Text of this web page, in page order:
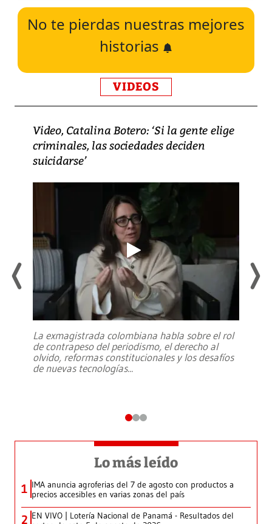
No te pierdas nuestras mejores
historias
VIDEOS
Video, Catalina Botero: ‘Si la gente elige
criminales, las sociedades deciden
suicidarse’
La exmagistrada colombiana habla sobre el rol
de contrapeso del periodismo, el derecho al
olvido, reformas constitucionales y los desafíos
de nuevas tecnologías...
Lo más leído
1 IMA anuncia agroferias del 7 de agosto con productos a
precios accesibles en varias zonas del país
2 EN VIVO | Lotería Nacional de Panamá - Resultados del